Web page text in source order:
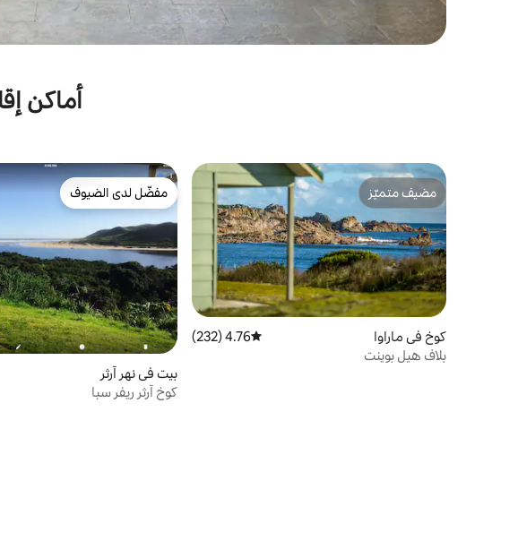
أماكن
مضيف متميّز
مضيف متميّز
كوخ في ماراوا متوسط التقييم 4.76 من 5، 232 مراجعات
4.76 (232)
بلاف هيل بوينت
مفضّل لدى الضيوف
مفضّل لدى الضيوف
بيت في نهر آرثر
كوخ آرثر ريفر سبا